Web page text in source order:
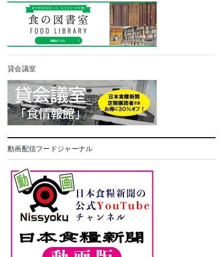
貸会議室
動画配信フードジャーナル